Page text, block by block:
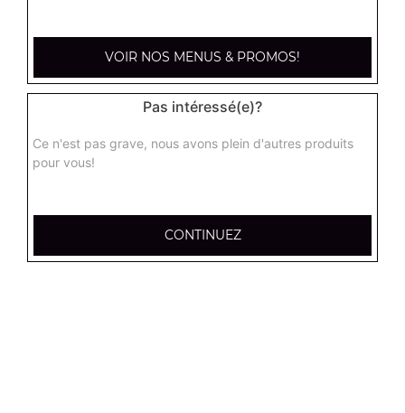
17.95€
Base sauce tomate, boeuf, jambon, poulet, merguez
supreme sucuk large
Base sauce tomate, oignons, poivrons, champignons,
VOIR NOS MENUS & PROMOS!
Pas intéressé(e)?
Ce n'est pas grave, nous avons plein d'autres produits
pour vous!
CONTINUEZ